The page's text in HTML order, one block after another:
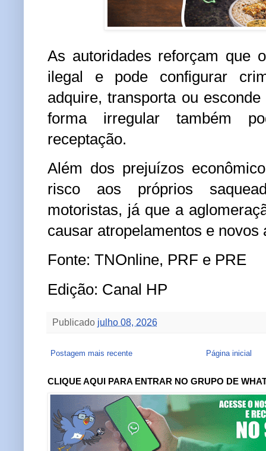
As autoridades reforçam que
ilegal e pode configurar
adquire, transporta ou
forma irregular também
receptação.
Além dos prejuízos
risco aos próprios
motoristas, já que a
causar atropelamentos e novos
Fonte: TNOnline, PRF e PRE
Edição: Canal HP
Publicado julho 08, 2026
Postagem mais recente Página inicial
CLIQUE AQUI PARA ENTRAR NO GRUPO DE